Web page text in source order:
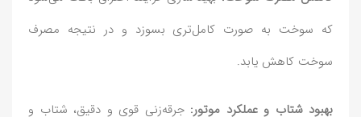
که سوخت به صورت کامل‌تری بسوزد و در نتیجه مصرف
سوخت کاهش یابد.
بهبود شتاب و عملکرد موتور: جرقه‌زنی قوی و دقیق، شتاب و